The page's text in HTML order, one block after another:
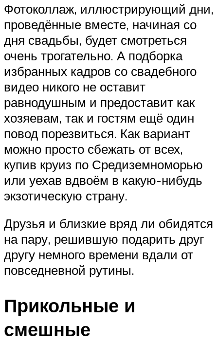
Фотоколлаж, иллюстрирующий дни,
проведённые вместе, начиная со
дня свадьбы, будет смотреться
очень трогательно. А подборка
избранных кадров со свадебного
видео никого не оставит
равнодушным и предоставит как
хозяевам, так и гостям ещё один
повод порезвиться. Как вариант
можно просто сбежать от всех,
купив круиз по Средиземноморью
или уехав вдвоём в какую-нибудь
экзотическую страну.
Друзья и близкие вряд ли обидятся
на пару, решившую подарить друг
другу немного времени вдали от
повседневной рутины.
Прикольные и
смешные